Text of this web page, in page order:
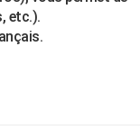
etc.).